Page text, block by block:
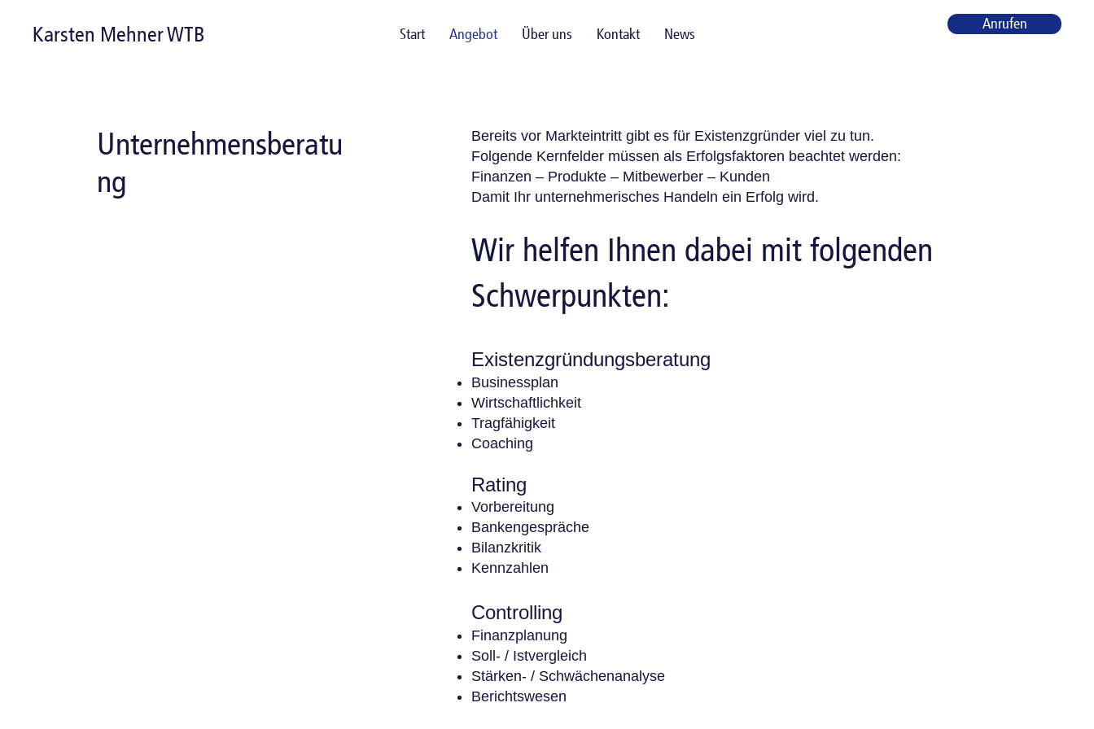
Karsten Mehner WTB Anrufen
Start Angebot Über uns Kontakt News
Unternehmensberatu
ng
Bereits vor Markteintritt gibt es für Existenzgründer viel zu tun.
Folgende Kernfelder müssen als Erfolgsfaktoren beachtet werden:
Finanzen – Produkte – Mitbewerber – Kunden
Damit Ihr unternehmerisches Handeln ein Erfolg wird.
Wir helfen Ihnen dabei mit folgenden
Schwerpunkten:
Existenzgründungsberatung
Businessplan
Wirtschaftlichkeit
Tragfähigkeit
Coaching
Rating
Vorbereitung
Bankengespräche
Bilanzkritik
Kennzahlen
Controlling
Finanzplanung
Soll- / Istvergleich
Stärken- / Schwächenanalyse
Berichtswesen